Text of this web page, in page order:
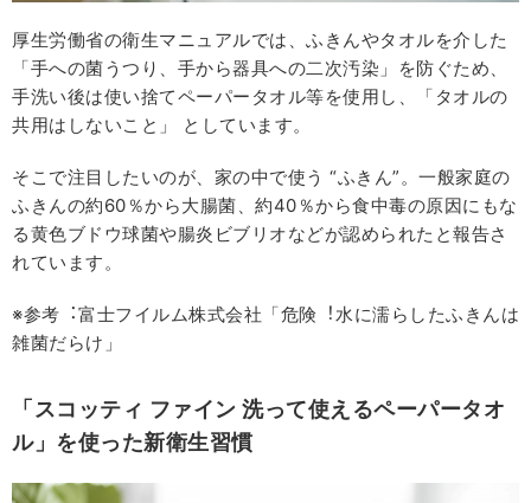
厚⽣労働省の衛⽣マニュアルでは、ふきんやタオルを介した
「⼿への菌うつり、⼿から器具への⼆次汚染」を防ぐため、
⼿洗い後は使い捨てペーパータオル等を使⽤し、「タオルの
共⽤はしないこと」 としています。
そこで注目したいのが、家の中で使う “ふきん”。⼀般家庭の
ふきんの約60％から⼤腸菌、約40％から⾷中毒の原因にもな
る⻩⾊ブドウ球菌や腸炎ビブリオなどが認められたと報告さ
れています。
※参考︓富⼠フイルム株式会社「危険︕⽔に濡らしたふきんは
雑菌だらけ」
「スコッティ ファイン 洗って使えるペーパータオ
ル」を使った新衛⽣習慣